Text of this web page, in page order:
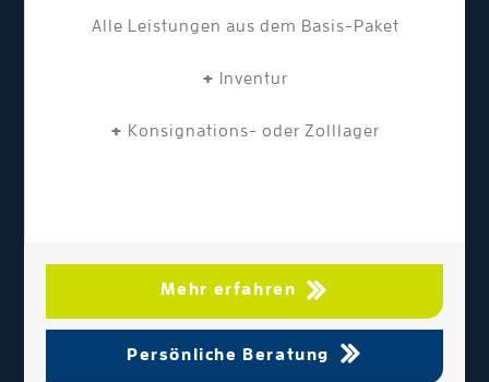
Alle Leistungen aus dem Basis-Paket
+ Inventur
+ Konsignations- oder Zolllager
Mehr erfahren
Persönliche Beratung